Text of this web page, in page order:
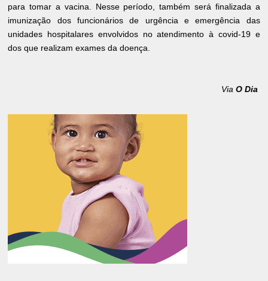
para tomar a vacina. Nesse período, também será finalizada a
imunização dos funcionários de urgência e emergência das
unidades hospitalares envolvidos no atendimento à covid-19 e
dos que realizam exames da doença.
Via O Dia